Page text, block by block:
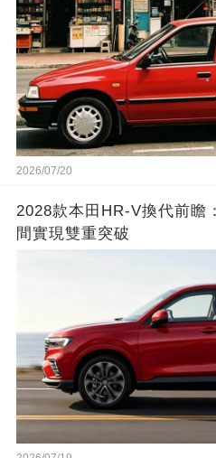
2026/07/20
2028款本田HR-V換代前瞻
間實現雙重突破